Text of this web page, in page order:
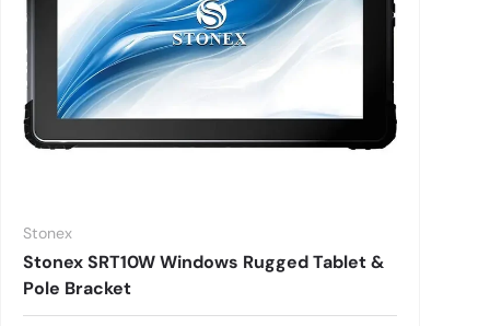
Stonex
Stonex SRT10W Windows Rugged Tablet &
Pole Bracket